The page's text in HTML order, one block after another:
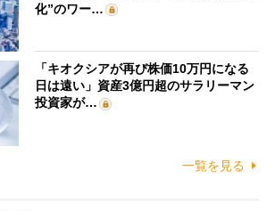
化”のワー…
「キオクシアが再び株価10万円になる
日は遠い」資産3億円超のサラリーマン
投資家が…
一覧を見る